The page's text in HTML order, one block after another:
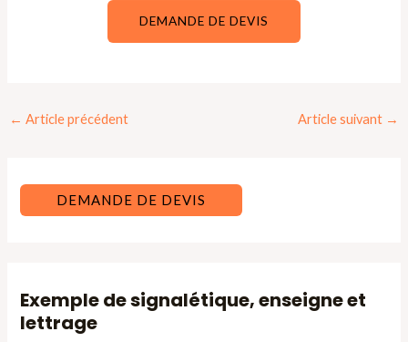
DEMANDE DE DEVIS
Navigation
← Article précédent Article suivant →
DEMANDE DE DEVIS
Exemple de signalétique, enseigne et
lettrage